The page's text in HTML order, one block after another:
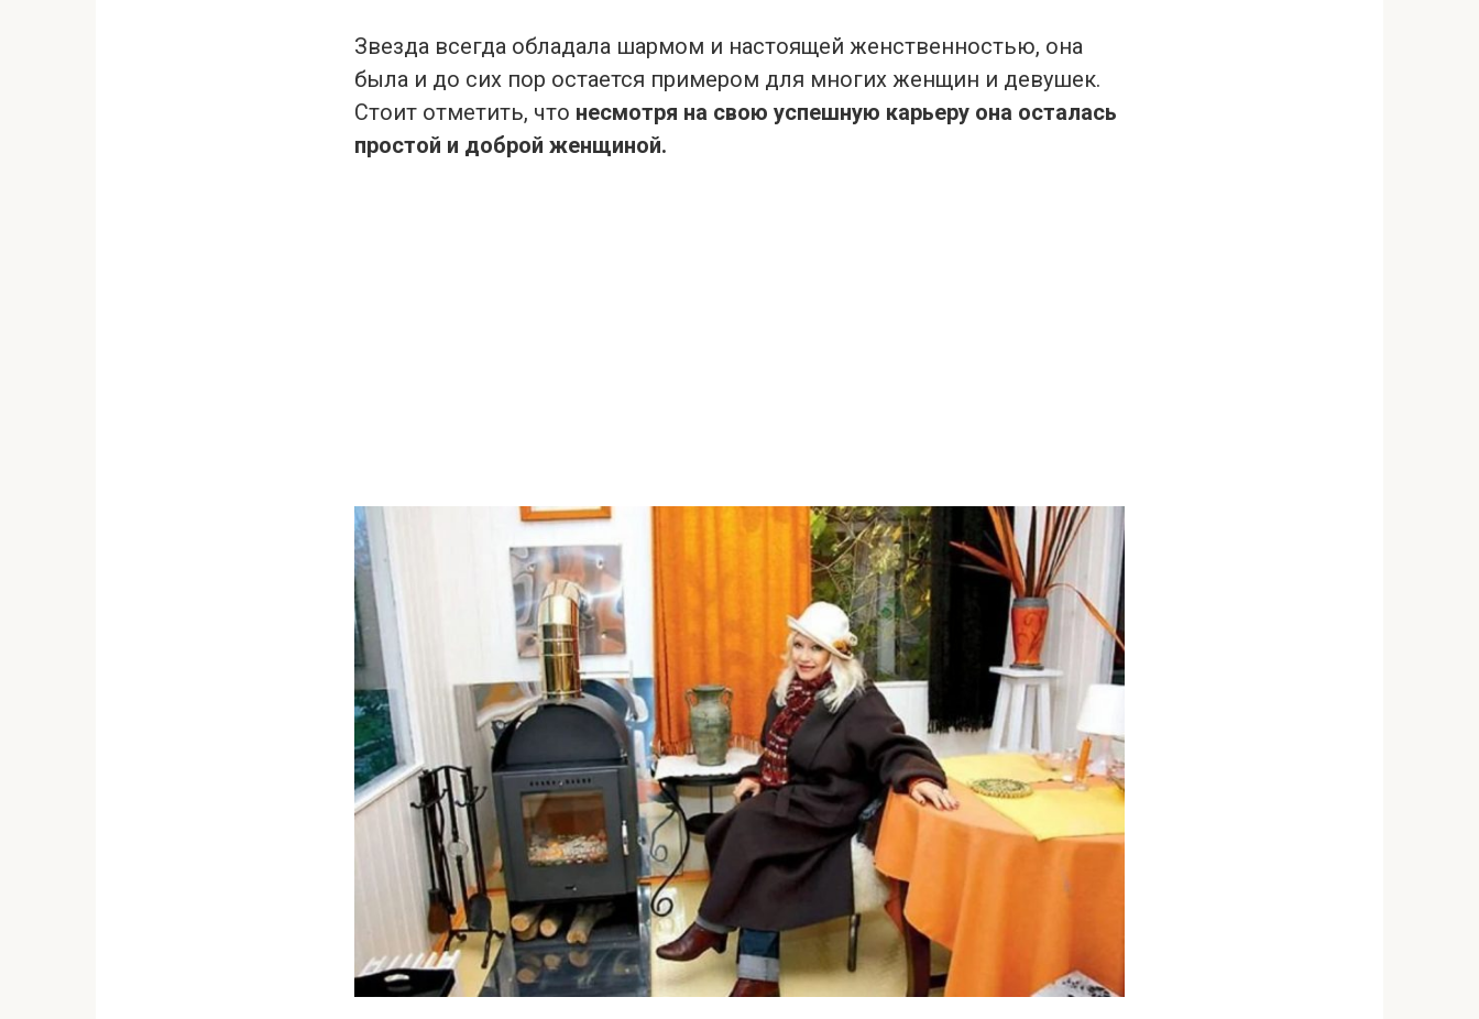
Звезда всегда обладала шармом и настоящей женственностью, она
была и до сих пор остается примером для многих женщин и девушек.
Стоит отметить, что несмотря на свою успешную карьеру она осталась
простой и доброй женщиной.